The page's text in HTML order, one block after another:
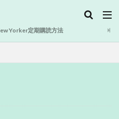
Yorker定期購読方法